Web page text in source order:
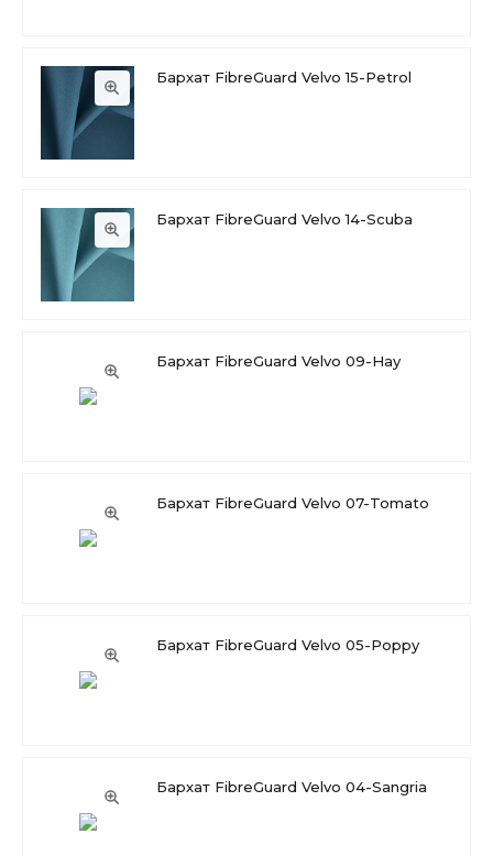
Бархат FibreGuard Velvo 15-Petrol
Бархат FibreGuard Velvo 14-Scuba
Бархат FibreGuard Velvo 09-Hay
Бархат FibreGuard Velvo 07-Tomato
Бархат FibreGuard Velvo 05-Poppy
Бархат FibreGuard Velvo 04-Sangria